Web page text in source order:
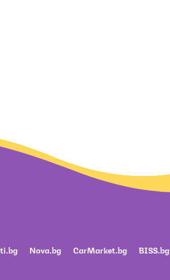
Nova.bg CarMarket.bg BISS.bg